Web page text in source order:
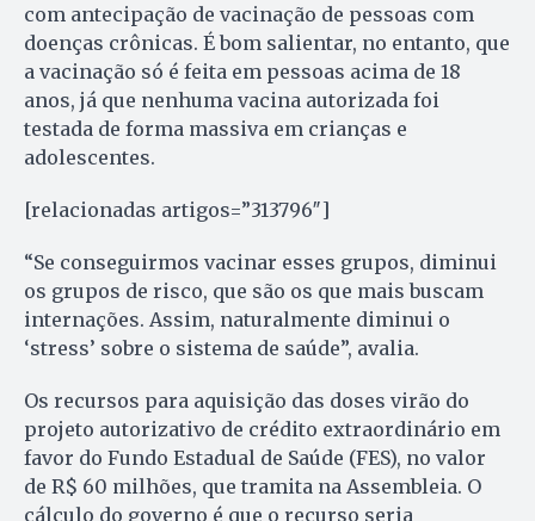
com antecipação de vacinação de pessoas com
doenças crônicas. É bom salientar, no entanto, que
a vacinação só é feita em pessoas acima de 18
anos, já que nenhuma vacina autorizada foi
testada de forma massiva em crianças e
adolescentes.
[relacionadas artigos=”313796″]
“Se conseguirmos vacinar esses grupos, diminui
os grupos de risco, que são os que mais buscam
internações. Assim, naturalmente diminui o
‘stress’ sobre o sistema de saúde”, avalia.
Os recursos para aquisição das doses virão do
projeto autorizativo de crédito extraordinário em
favor do Fundo Estadual de Saúde (FES), no valor
de R$ 60 milhões, que tramita na Assembleia. O
cálculo do governo é que o recurso seria